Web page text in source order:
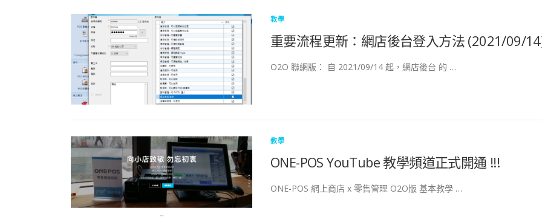
教學
重要流程更新：網店後台登入方法 (2021/09/
O2O 聯網版： 自 2021/09/14 起，網店後台 的 …
教學
ONE-POS YouTube 教學頻道正式開通 !!!
ONE-POS 網上商店 x 零售管理 O2O版 基本教學 …